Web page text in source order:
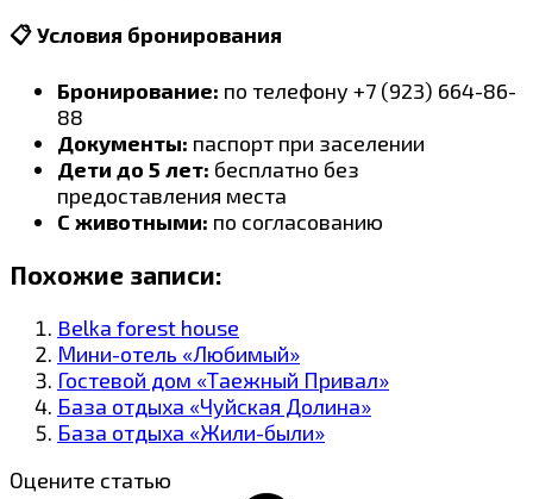
📋 Условия бронирования
Бронирование: по телефону +7 (923) 664-86-
88
Документы: паспорт при заселении
Дети до 5 лет: бесплатно без
предоставления места
С животными: по согласованию
Похожие записи:
Belka forest house
Мини-отель «Любимый»
Гостевой дом «Таежный Привал»
База отдыха «Чуйская Долина»
База отдыха «Жили-были»
Оцените статью